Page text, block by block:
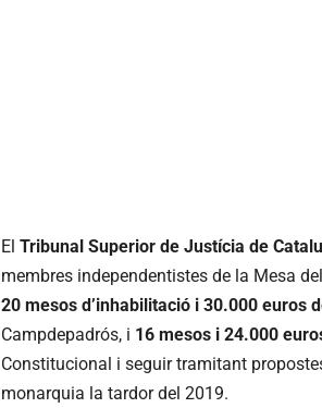
El Tribunal Superior de Justícia de
membres independentistes de la Mesa
20 mesos d’inhabilitació i 30.000 euros
Campdepadrós, i 16 mesos i 24.000
Constitucional i seguir tramitant
monarquia la tardor del 2019.